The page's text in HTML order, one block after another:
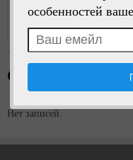
особенностей
Стена
Нет записей.